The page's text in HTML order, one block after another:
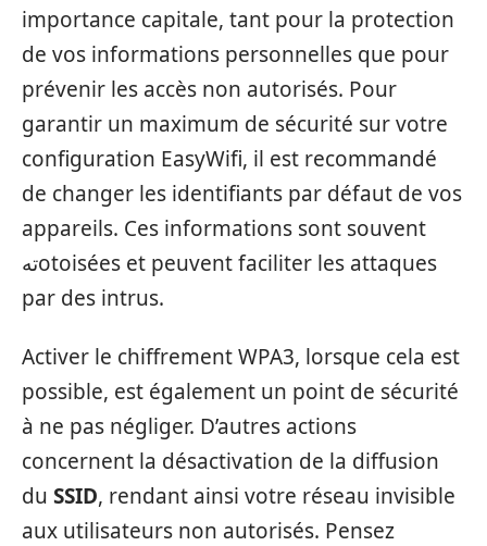
importance capitale, tant pour la protection
de vos informations personnelles que pour
prévenir les accès non autorisés. Pour
garantir un maximum de sécurité sur votre
configuration EasyWifi, il est recommandé
de changer les identifiants par défaut de vos
appareils. Ces informations sont souvent
تهotoisées et peuvent faciliter les attaques
par des intrus.
Activer le chiffrement WPA3, lorsque cela est
possible, est également un point de sécurité
à ne pas négliger. D’autres actions
concernent la désactivation de la diffusion
du SSID, rendant ainsi votre réseau invisible
aux utilisateurs non autorisés. Pensez